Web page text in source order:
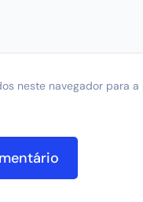
neste navegador para a